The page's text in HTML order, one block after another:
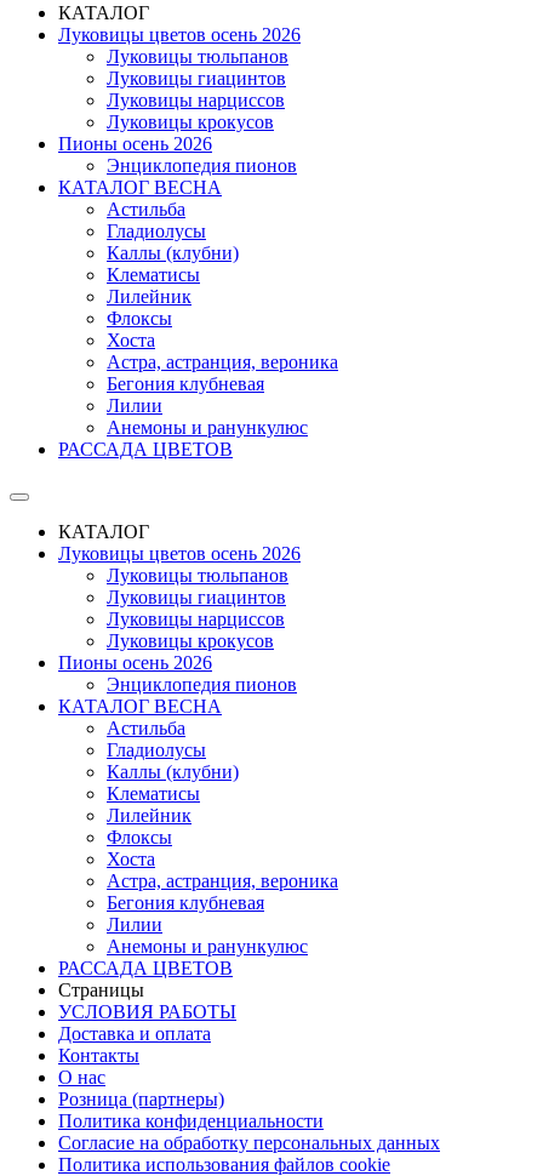
КАТАЛОГ
Луковицы цветов осень 2026
Луковицы тюльпанов
Луковицы гиацинтов
Луковицы нарциссов
Луковицы крокусов
Пионы осень 2026
Энциклопедия пионов
КАТАЛОГ ВЕСНА
Астильба
Гладиолусы
Каллы (клубни)
Клематисы
Лилейник
Флоксы
Хоста
Астра, астранция, вероника
Бегония клубневая
Лилии
Анемоны и ранункулюс
РАССАДА ЦВЕТОВ
КАТАЛОГ
Луковицы цветов осень 2026
Луковицы тюльпанов
Луковицы гиацинтов
Луковицы нарциссов
Луковицы крокусов
Пионы осень 2026
Энциклопедия пионов
КАТАЛОГ ВЕСНА
Астильба
Гладиолусы
Каллы (клубни)
Клематисы
Лилейник
Флоксы
Хоста
Астра, астранция, вероника
Бегония клубневая
Лилии
Анемоны и ранункулюс
РАССАДА ЦВЕТОВ
Страницы
УСЛОВИЯ РАБОТЫ
Доставка и оплата
Контакты
О наc
Розница (партнеры)
Политика конфиденциальности
Согласие на обработку персональных данных
Политика использования файлов сookie